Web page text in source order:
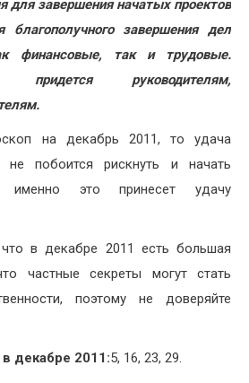
для завершения начатых проектов
завершения дел
финансовые, так и трудовые.
руководителям,
на декабрь 2011, то удача
не побоится рискнуть и начать
именно это принесет удачу
в декабре 2011 есть большая
частные секреты могут стать
поэтому не доверяйте
декабре 2011:5, 16, 23, 29.